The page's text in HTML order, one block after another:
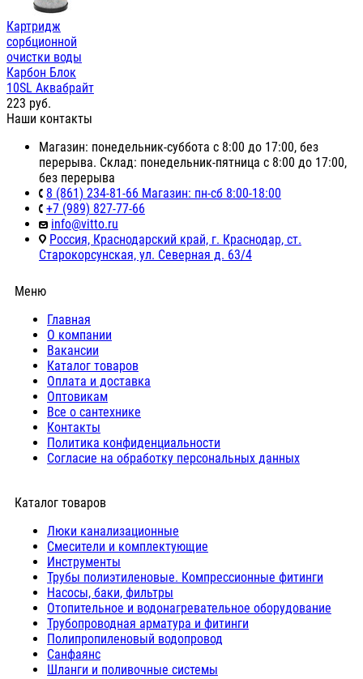
Картридж
сорбционной
очистки воды
Карбон Блок
10SL Аквабрайт
223 руб.
Наши контакты
Магазин: понедельник-суббота с 8:00 до 17:00, без
перерыва. Склад: понедельник-пятница с 8:00 до 17:00,
без перерыва
8 (861) 234-81-66 Магазин: пн-сб 8:00-18:00
+7 (989) 827-77-66
info@vitto.ru
Россия, Краснодарский край, г. Краснодар, ст.
Старокорсунская, ул. Северная д. 63/4
Меню
Главная
О компании
Вакансии
Каталог товаров
Оплата и доставка
Оптовикам
Все о сантехнике
Контакты
Политика конфиденциальности
Согласие на обработку персональных данных
Каталог товаров
Люки канализационные
Cмесители и комплектующие
Инструменты
Трубы полиэтиленовые. Компрессионные фитинги
Насосы, баки, фильтры
Отопительное и водонагревательное оборудование
Трубопроводная арматура и фитинги
Полипропиленовый водопровод
Санфаянс
Шланги и поливочные системы